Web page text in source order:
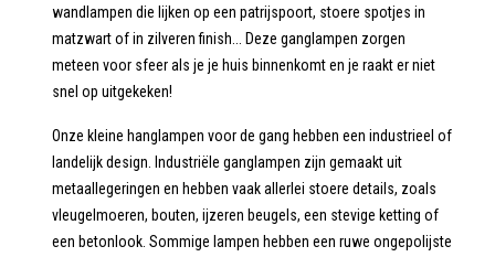
wandlampen die lijken op een patrijspoort, stoere spotjes in
matzwart of in zilveren finish... Deze ganglampen zorgen
meteen voor sfeer als je je huis binnenkomt en je raakt er niet
snel op uitgekeken!
Onze kleine hanglampen voor de gang hebben een industrieel of
landelijk design. Industriële ganglampen zijn gemaakt uit
metaallegeringen en hebben vaak allerlei stoere details, zoals
vleugelmoeren, bouten, ijzeren beugels, een stevige ketting of
een betonlook. Sommige lampen hebben een ruwe ongepolijste